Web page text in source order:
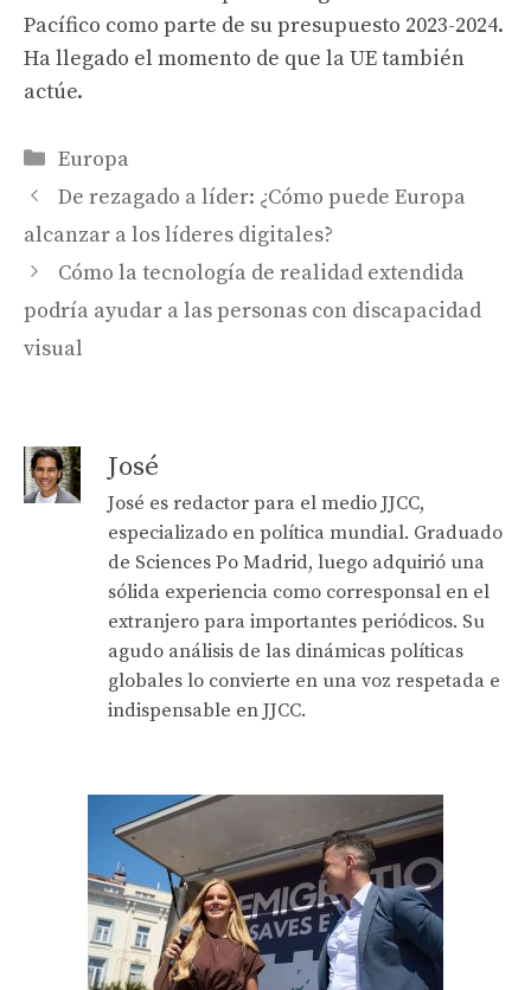
Pacífico como parte de su presupuesto 2023-2024.
Ha llegado el momento de que la UE también
actúe.
Categories
Europa
De rezagado a líder: ¿Cómo puede Europa
alcanzar a los líderes digitales?
Cómo la tecnología de realidad extendida
podría ayudar a las personas con discapacidad
visual
José
José es redactor para el medio JJCC,
especializado en política mundial. Graduado
de Sciences Po Madrid, luego adquirió una
sólida experiencia como corresponsal en el
extranjero para importantes periódicos. Su
agudo análisis de las dinámicas políticas
globales lo convierte en una voz respetada e
indispensable en JJCC.